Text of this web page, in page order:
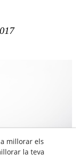
millorar els
la teva